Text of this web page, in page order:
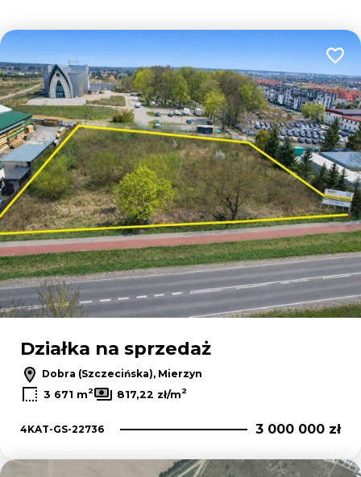
Działka na sprzedaż
Dobra (Szczecińska), Mierzyn
3 671 m2 817,22 zł/m2
4KAT-GS-22736 3 000 000 zł